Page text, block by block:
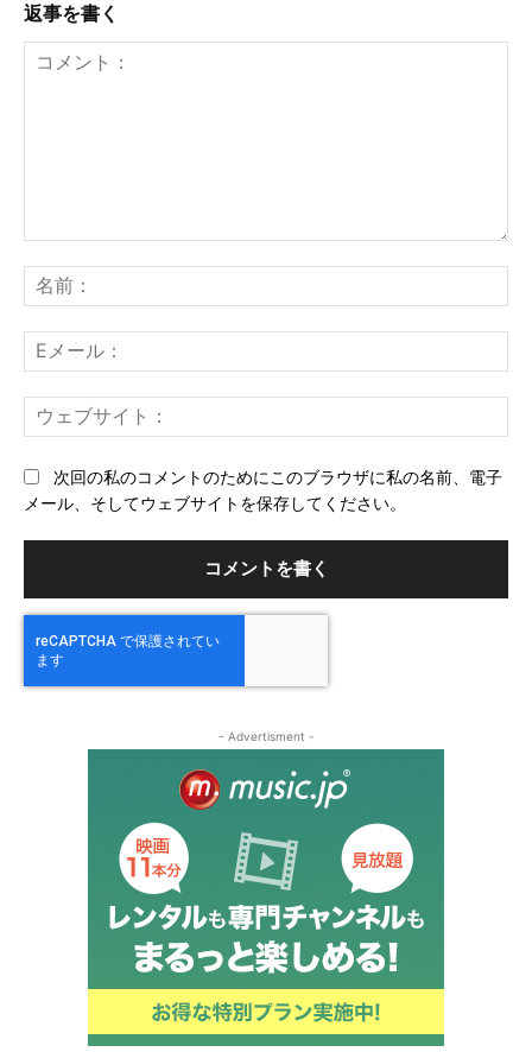
返事を書く
ン
ト：
前
メ
ー
ェ
次回の私のコメントのためにこのブラウザに私の名前、電子
メール、そしてウェブサイトを保存してください。
- Advertisment -